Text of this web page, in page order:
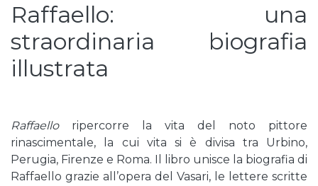
Raffaello: una
straordinaria biografia
illustrata
Raffaelloripercorre la vita del noto pittore
rinascimentale, la cui vita si è divisa tra Urbino,
Perugia, Firenze e Roma. Il libro unisce la biografia di
Raffaello grazie all’opera del Vasari, le lettere scritte